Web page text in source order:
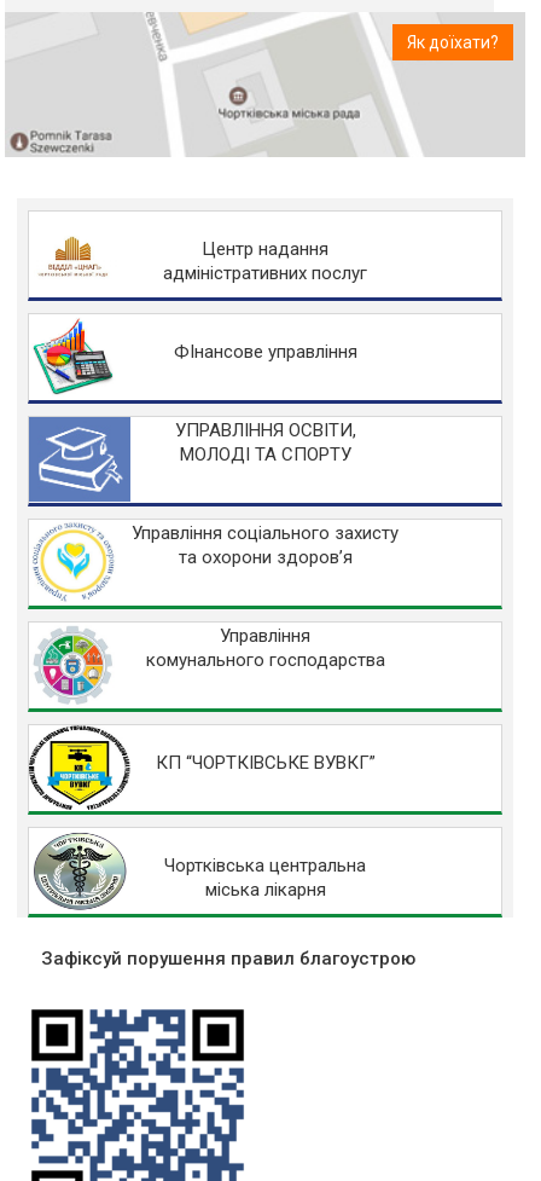
Як доїхати?
Центр надання
адміністративних послуг
ФІнансове управління
УПРАВЛІННЯ ОСВІТИ,
МОЛОДІ ТА СПОРТУ
Управління соціального захисту
та охорони здоров’я
Управління
комунального господарства
КП “ЧОРТКІВСЬКЕ ВУВКГ”
Чортківська центральна
міська лікарня
Зафіксуй порушення правил благоустрою